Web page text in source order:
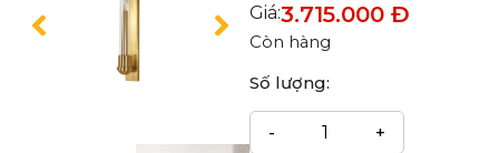
Giá:3.715.000 Đ
Còn hàng
Số lượng: